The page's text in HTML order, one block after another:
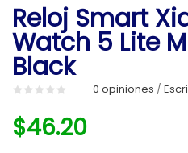
Reloj Smart
Watch 5 Lite
Black
0 opiniones /
$46.20